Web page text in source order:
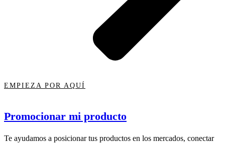
EMPIEZA POR AQUÍ
Promocionar mi producto
Te ayudamos a posicionar tus productos en los mercados, conectar